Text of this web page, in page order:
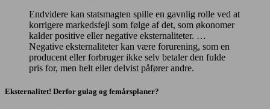
Endvidere kan statsmagten spille en gavnlig rolle ved at
korrigere markedsfejl som følge af det, som økonomer
kalder positive eller negative eksternaliteter. …
Negative eksternaliteter kan være forurening, som en
producent eller forbruger ikke selv betaler den fulde
pris for, men helt eller delvist påfører andre.
Eksternalitet! Derfor gulag og femårsplaner?